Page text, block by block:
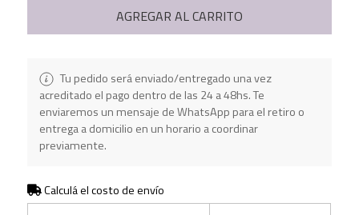
AGREGAR AL CARRITO
Tu pedido será enviado/entregado una vez
acreditado el pago dentro de las 24 a 48hs. Te
enviaremos un mensaje de WhatsApp para el retiro o
entrega a domicilio en un horario a coordinar
previamente.
Calculá el costo de envío